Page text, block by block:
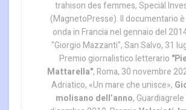
trahison des femmes, Speciàl
(MagnetoPresse). Il documentario
onda in Francia nel gennaio del
"Giorgio Mazzanti", San Salvo, 31
Premio giornalistico letterario
Mattarella", Roma, 30 novembre
Adriatico, «Un mare che unisce»,
molisano dell’anno,